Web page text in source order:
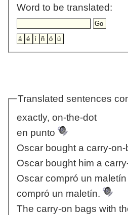
Word to be translated:
Translated sentences
exactly, on-the-dot
en punto
Oscar bought a carry-
Oscar bought him a
Oscar compró un
compró un maletín.
The carry-on bags with